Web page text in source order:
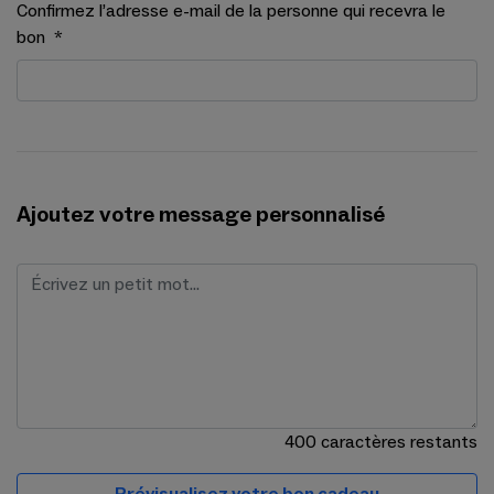
Confirmez l’adresse e-mail de la personne qui recevra le
bon *
Ajoutez votre message personnalisé
400 caractères restants